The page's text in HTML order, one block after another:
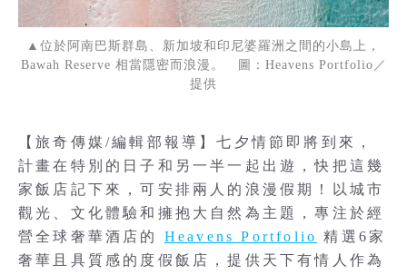
▲位於阿南巴斯群島、新加坡和印尼婆羅洲之間的小島上，
Bawah Reserve 相當隱密而浪漫。 圖：Heavens Portfolio／
提供
【旅奇傳媒/編輯部報導】七夕情節即將到來，
計畫在特別的日子和另一半一起出遊，快把這幾
家飯店記下來，可安排兩人的浪漫假期！以城市
觀光、文化體驗和擁抱大自然為主題，專注於經
營全球奢華酒店的 Heavens Portfolio 精選6家
奢華且具質感的度假飯店，提供天下有情人作為